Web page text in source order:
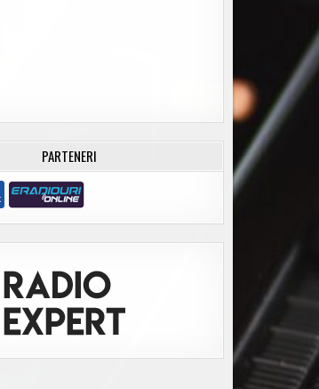
PARTENERI